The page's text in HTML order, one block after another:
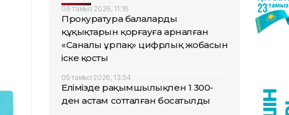
06 тамыз 2026, 11:16
Прокуратура балалардың
құқықтарын қорғауға арналған
«Саналы ұрпақ» цифрлық жобасын
іске қосты
05 тамыз 2026, 13:54
Елімізде рақымшылықпен 1 300-
ден астам сотталған босатылды